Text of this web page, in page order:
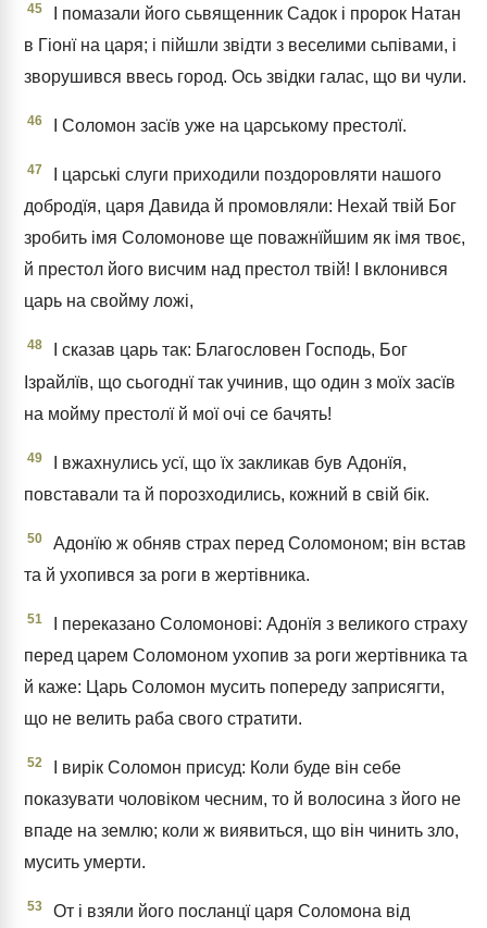
45
І помазали його сьвященник Садок і пророк Натан
в Гіонї на царя; і пійшли звідти з веселими сьпівами, і
зворушився ввесь город. Ось звідки галас, що ви чули.
46 І Соломон засїв уже на царському престолї.
47
І царські слуги приходили поздоровляти нашого
добродїя, царя Давида й промовляли: Нехай твій Бог
зробить імя Соломонове ще поважнїйшим як імя твоє,
й престол його висчим над престол твій! І вклонився
царь на свойму ложі,
48
І сказав царь так: Благословен Господь, Бог
Ізрайлїв, що сьогоднї так учинив, що один з моїх засїв
на мойму престолї й мої очі се бачять!
49
І вжахнулись усї, що їх закликав був Адонїя,
повставали та й порозходились, кожний в свій бік.
50
Адонїю ж обняв страх перед Соломоном; він встав
та й ухопився за роги в жертівника.
51
І переказано Соломонові: Адонїя з великого страху
перед царем Соломоном ухопив за роги жертівника та
й каже: Царь Соломон мусить попереду заприсягти,
що не велить раба свого стратити.
52
І вирік Соломон присуд: Коли буде він себе
показувати чоловіком чесним, то й волосина з його не
впаде на землю; коли ж виявиться, що він чинить зло,
мусить умерти.
53
От і взяли його посланцї царя Соломона від